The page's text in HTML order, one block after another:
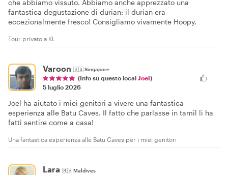
che abbiamo vissuto. Abbiamo anche apprezzato una
fantastica degustazione di durian: il durian era
eccezionalmente fresco! Consigliamo vivamente Hoopy.
Tour privato a KL
Varoon 🇸🇬Singapore
(Info su questo local Joel)
5 luglio 2026
Joel ha aiutato i miei genitori a vivere una fantastica
esperienza alle Batu Caves. Il fatto che parlasse in tamil li ha
fatti sentire come a casa!
Una fantastica esperienza alle Batu Caves per i miei genitori
Lara 🇲🇻Maldives